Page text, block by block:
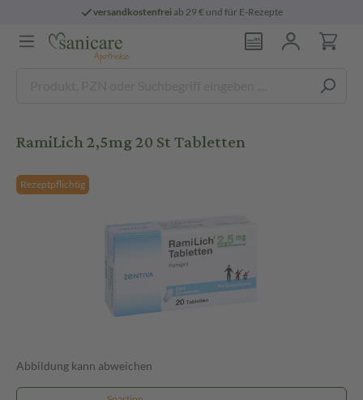
versandkostenfreiab 29 € und für E-Rezepte
RamiLich 2,5mg 20 St Tabletten
Rezeptpflichtig
Abbildung kann abweichen